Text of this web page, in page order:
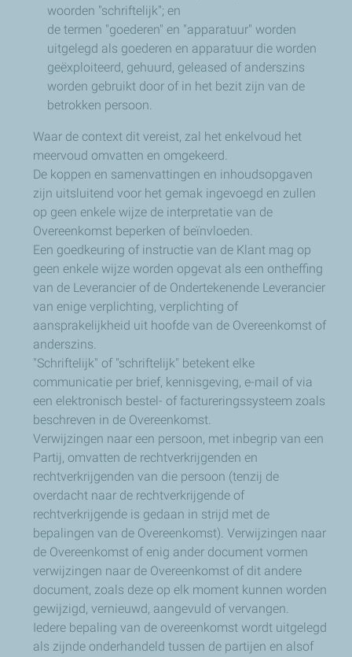
woorden "schriftelijk"; en
de termen "goederen" en "apparatuur" worden
uitgelegd als goederen en apparatuur die worden
geëxploiteerd, gehuurd, geleased of anderszins
worden gebruikt door of in het bezit zijn van de
betrokken persoon.
Waar de context dit vereist, zal het enkelvoud het
meervoud omvatten en omgekeerd.
De koppen en samenvattingen en inhoudsopgaven
zijn uitsluitend voor het gemak ingevoegd en zullen
op geen enkele wijze de interpretatie van de
Overeenkomst beperken of beïnvloeden.
Een goedkeuring of instructie van de Klant mag op
geen enkele wijze worden opgevat als een ontheffing
van de Leverancier of de Ondertekenende Leverancier
van enige verplichting, verplichting of
aansprakelijkheid uit hoofde van de Overeenkomst of
anderszins.
"Schriftelijk" of "schriftelijk" betekent elke
communicatie per brief, kennisgeving, e-mail of via
een elektronisch bestel- of factureringssysteem zoals
beschreven in de Overeenkomst.
Verwijzingen naar een persoon, met inbegrip van een
Partij, omvatten de rechtverkrijgenden en
rechtverkrijgenden van die persoon (tenzij de
overdacht naar de rechtverkrijgende of
rechtverkrijgende is gedaan in strijd met de
bepalingen van de Overeenkomst). Verwijzingen naar
de Overeenkomst of enig ander document vormen
verwijzingen naar de Overeenkomst of dit andere
document, zoals deze op elk moment kunnen worden
gewijzigd, vernieuwd, aangevuld of vervangen.
Iedere bepaling van de overeenkomst wordt uitgelegd
als zijnde onderhandeld tussen de partijen en alsof